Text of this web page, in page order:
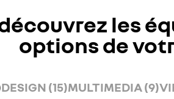
les
options de
DESIGN (15)MULTIMEDIA (9)